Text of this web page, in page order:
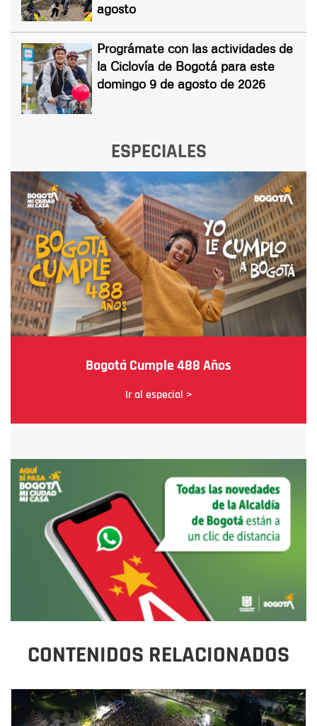
agosto
Prográmate con las actividades de
la Ciclovía de Bogotá para este
domingo 9 de agosto de 2026
ESPECIALES
Bogotá Cumple 488 Años
Ir al especial >
CONTENIDOS RELACIONADOS